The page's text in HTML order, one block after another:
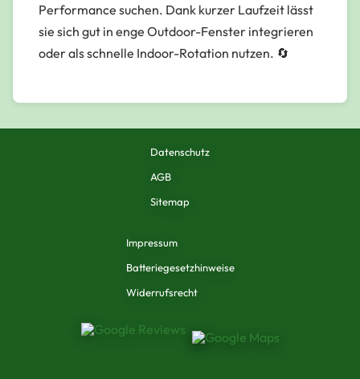
Performance suchen. Dank kurzer Laufzeit lässt
sie sich gut in enge Outdoor-Fenster integrieren
oder als schnelle Indoor-Rotation nutzen. 🔄
Datenschutz
AGB
Sitemap
Impressum
Batteriegesetzhinweise
Widerrufsrecht